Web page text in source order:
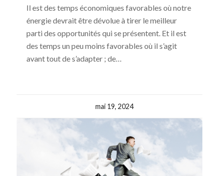
Il est des temps économiques favorables où notre
énergie devrait être dévolue à tirer le meilleur
parti des opportunités qui se présentent. Et il est
des temps un peu moins favorables où il s’agit
avant tout de s’adapter ; de…
mai 19, 2024